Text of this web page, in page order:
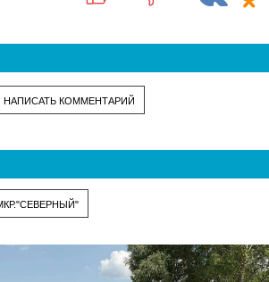
НАПИСАТЬ КОММЕНТАРИЙ